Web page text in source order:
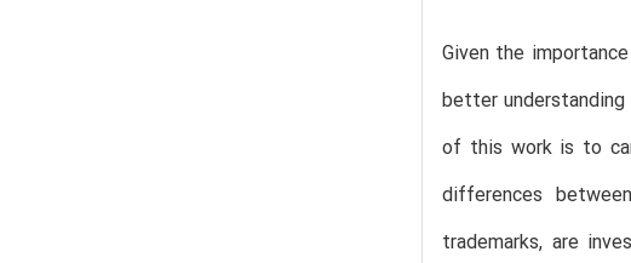
Given the
better
of this work is to
differences
trademarks, are